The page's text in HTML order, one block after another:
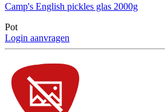
Camp's English pickles glas 2000g
Pot
Login aanvragen